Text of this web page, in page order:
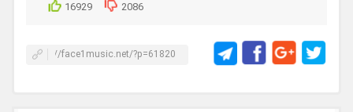
16929 2086